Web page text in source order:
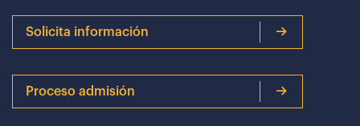
Solicita información
Proceso admisión